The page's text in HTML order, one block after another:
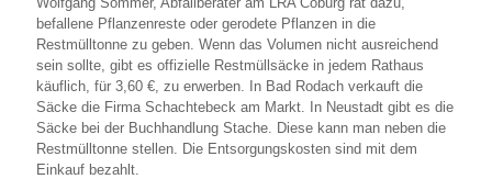
befallene Pflanzenreste oder gerodete Pflanzen in die
Restmülltonne zu geben. Wenn das Volumen nicht ausreichend
sein sollte, gibt es offizielle Restmüllsäcke in jedem Rathaus
käuflich, für 3,60 €, zu erwerben. In Bad Rodach verkauft die
Säcke die Firma Schachtebeck am Markt. In Neustadt gibt es die
Säcke bei der Buchhandlung Stache. Diese kann man neben die
Restmülltonne stellen. Die Entsorgungskosten sind mit dem
Einkauf bezahlt.